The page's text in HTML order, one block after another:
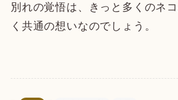
別れの覚悟は、きっと多くのネ
く共通の想いなのでしょう。